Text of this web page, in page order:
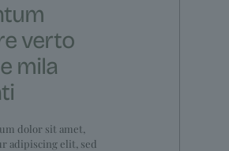
verto
mila
dolor sit amet,
adipiscing elit, sed